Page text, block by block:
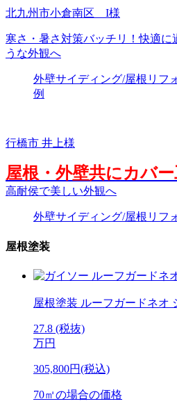
北九州市小倉南区 I様
寒さ・暑さ対策バッチリ！快適に
うな外観へ
外壁サイディング/屋根リフ
例
行橋市 井上様
屋根・外壁共にカバー
高耐侯で美しい外観へ
外壁サイディング/屋根リフ
屋根塗装
屋根塗装 ルーフガードネオ
27.8 (税抜)
万円
305,800円(税込)
70㎡の場合の価格